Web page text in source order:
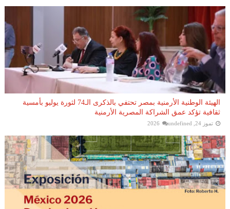
الهيئة الوطنية الأرمنية بمصر تحتفي بالذكرى الـ74 لثورة يوليو بأمسية
ثقافية تؤكد عمق الشراكة المصرية الأرمنية
تموز 24, 2026 undefined